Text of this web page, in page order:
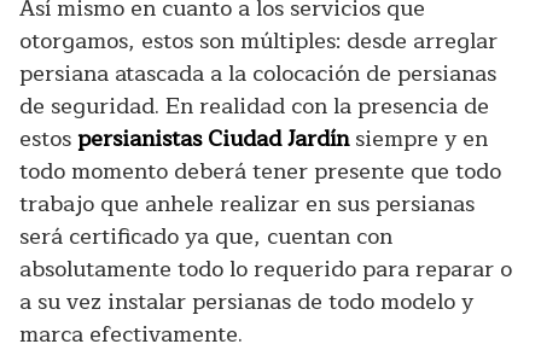
Así mismo en cuanto a los servicios que
otorgamos, estos son múltiples: desde arreglar
persiana atascada a la colocación de persianas
de seguridad. En realidad con la presencia de
estospersianistas Ciudad Jardínsiempre y en
todo momento deberá tener presente que todo
trabajo que anhele realizar en sus persianas
será certificado ya que, cuentan con
absolutamente todo lo requerido para reparar o
a su vez instalar persianas de todo modelo y
marca efectivamente.